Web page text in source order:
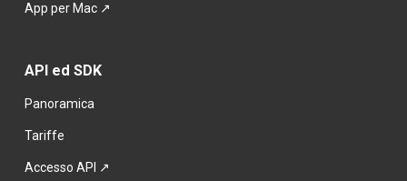
App per Mac ↗
API ed SDK
Panoramica
Tariffe
Accesso API ↗